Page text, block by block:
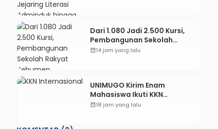
Dari 1.080 Jadi 2.500 Kursi,
Pembangunan Sekolah
Rakyat Kebumen Ditargetkan
calendar_month14 jam yang lalu
UNIMUGO Kirim Enam
Mahasiswa Ikuti KKN
Internasional 2026 di ASEAN
calendar_month18 jam yang lalu